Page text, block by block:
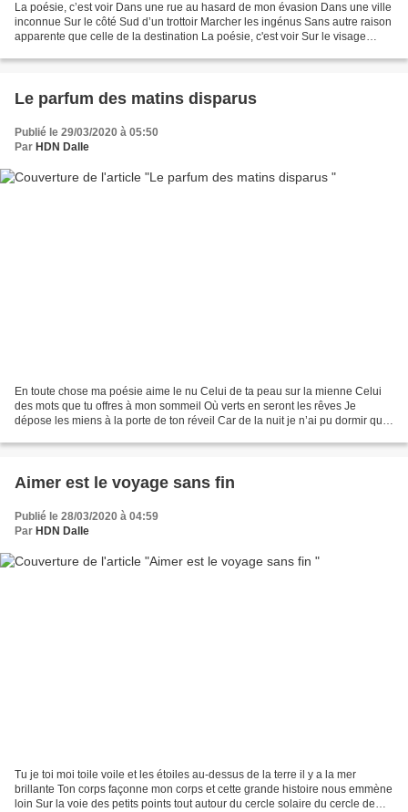
La poésie, c’est voir Dans une rue au hasard de mon évasion Dans une ville
inconnue Sur le côté Sud d’un trottoir Marcher les ingénus Sans autre raison
apparente que celle de la destination La poésie, c'est voir Sur le visage
Le parfum des matins disparus
Publié le 29/03/2020 à 05:50
Par HDN Dalle
En toute chose ma poésie aime le nu Celui de ta peau sur la mienne Celui
des mots que tu offres à mon sommeil Où verts en seront les rêves Je
dépose les miens à la porte de ton réveil Car de la nuit je n’ai pu dormir que
Aimer est le voyage sans fin
Publié le 28/03/2020 à 04:59
Par HDN Dalle
Tu je toi moi toile voile et les étoiles au-dessus de la terre il y a la mer
brillante Ton corps façonne mon corps et cette grande histoire nous emmène
loin Sur la voie des petits points tout autour du cercle solaire du cercle de